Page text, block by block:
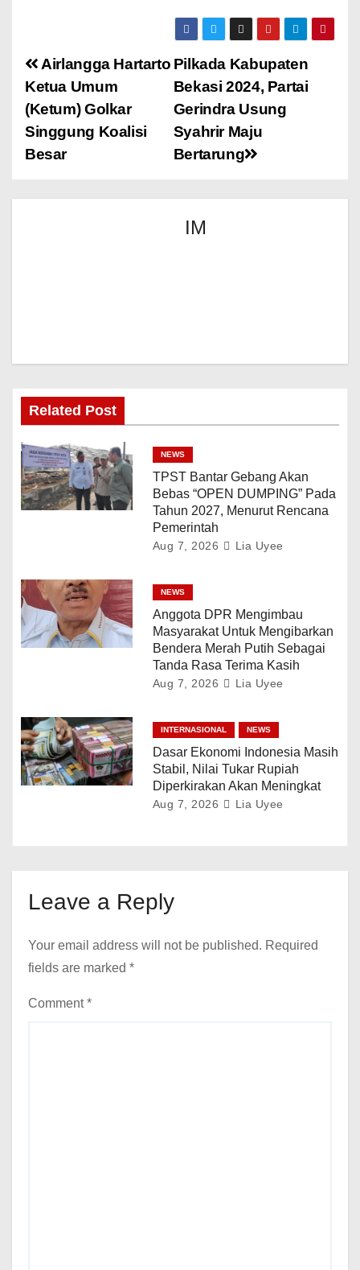
Pilkada Kabupaten
Bekasi 2024, Partai
Gerindra Usung
Syahrir Maju
Bertarung
Airlangga Hartarto
Ketua Umum
(Ketum) Golkar
Singgung Koalisi
Besar
IM
Related Post
NEWS
TPST Bantar Gebang Akan
Bebas “OPEN DUMPING” Pada
Tahun 2027, Menurut Rencana
Pemerintah
Aug 7, 2026 Lia Uyee
NEWS
Anggota DPR Mengimbau
Masyarakat Untuk Mengibarkan
Bendera Merah Putih Sebagai
Tanda Rasa Terima Kasih
Aug 7, 2026 Lia Uyee
INTERNASIONAL NEWS
Dasar Ekonomi Indonesia Masih
Stabil, Nilai Tukar Rupiah
Diperkirakan Akan Meningkat
Aug 7, 2026 Lia Uyee
Leave a Reply
Your email address will not be published. Required
fields are marked *
Comment*